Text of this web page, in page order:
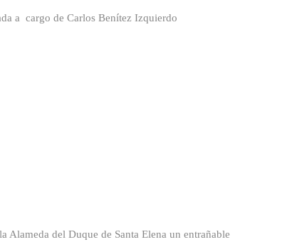
a cargo de Carlos Benítez Izquierdo
del Duque de Santa Elena un entrañable